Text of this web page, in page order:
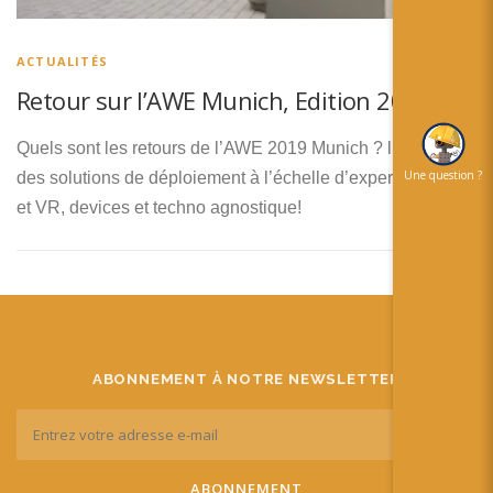
Español
ACTUALITÉS
Retour sur l’AWE Munich, Edition 2019!
Quels sont les retours de l’AWE 2019 Munich ? l’arrivée
des solutions de déploiement à l’échelle d’experiences AR
et VR, devices et techno agnostique!
ABONNEMENT À NOTRE NEWSLETTER
Une question ?